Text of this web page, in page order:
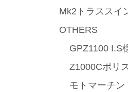
Mk2トラススイ
OTHERS
GPZ1100 I.S
Z1000Cポリ
モトマーチン